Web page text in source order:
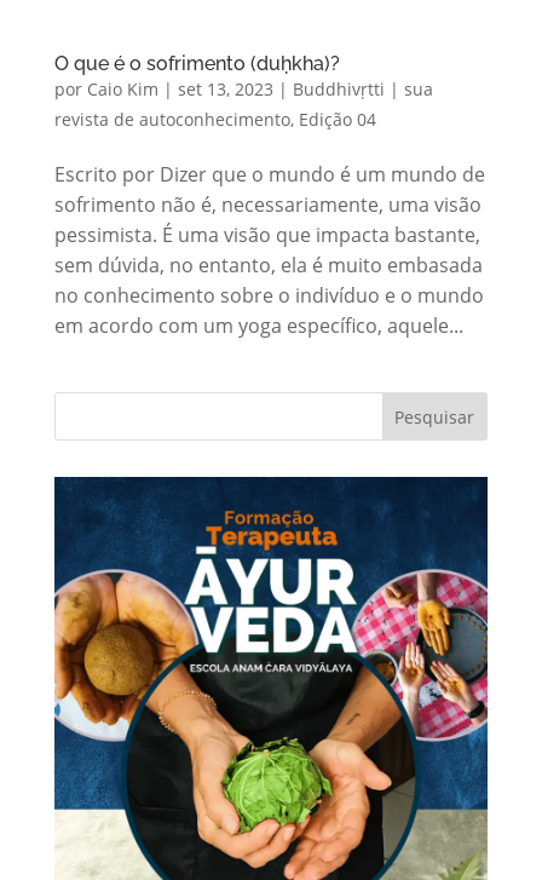
O que é o sofrimento (duḥkha)?
por Caio Kim | set 13, 2023 | Buddhivṛtti | sua
revista de autoconhecimento, Edição 04
Escrito por Dizer que o mundo é um mundo de
sofrimento não é, necessariamente, uma visão
pessimista. É uma visão que impacta bastante,
sem dúvida, no entanto, ela é muito embasada
no conhecimento sobre o indivíduo e o mundo
em acordo com um yoga específico, aquele...
Pesquisar